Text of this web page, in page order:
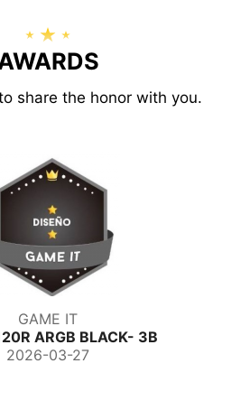
share the honor with you.
GAME IT
ARGB BLACK- 3B
2026-03-27